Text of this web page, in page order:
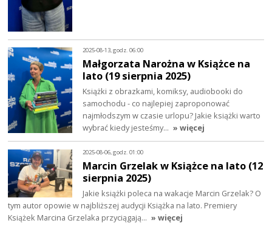
2025-08-13, godz. 06:00
Małgorzata Narożna w Książce na
lato (19 sierpnia 2025)
Książki z obrazkami, komiksy, audiobooki do
samochodu - co najlepiej zaproponować
najmłodszym w czasie urlopu? Jakie książki warto
wybrać kiedy jesteśmy… » więcej
2025-08-06, godz. 01:00
Marcin Grzelak w Książce na lato (12
sierpnia 2025)
Jakie książki poleca na wakacje Marcin Grzelak? O
tym autor opowie w najbliższej audycji Książka na lato. Premiery
Książek Marcina Grzelaka przyciągają… » więcej